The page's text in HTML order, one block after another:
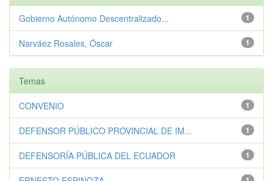
1
Gobierno Autónomo Descentralizado...
1
Narváez Rosales, Óscar
Temas
1
CONVENIO
1
DEFENSOR PÚBLICO PROVINCIAL DE IM...
1
DEFENSORÍA PÚBLICA DEL ECUADOR